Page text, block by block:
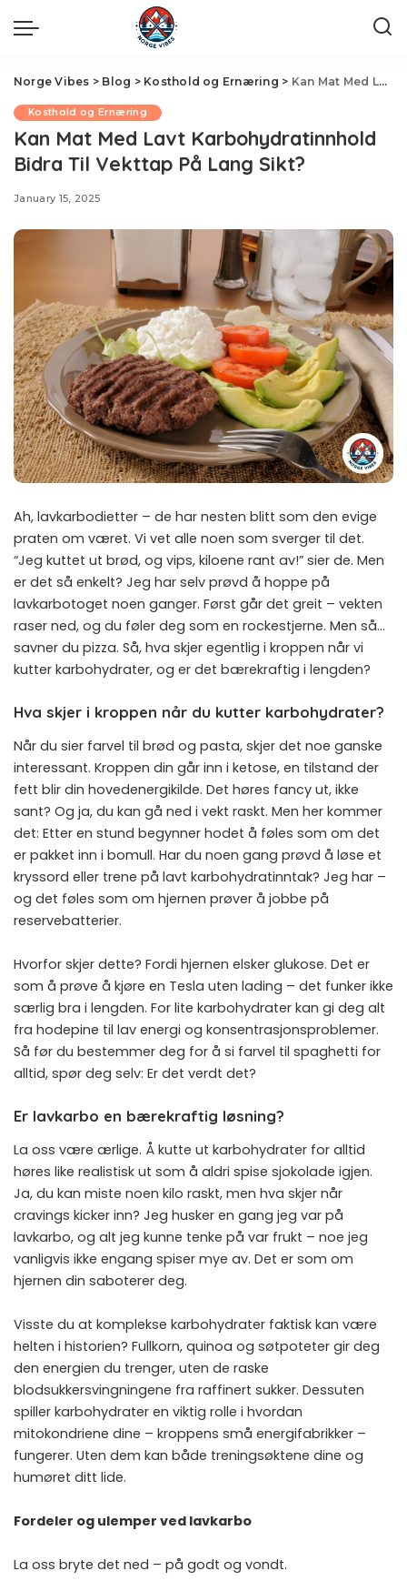
Norge Vibes > Blog > Kosthold og Ernæring > Kan Mat Med Lavt Karbohydratinnhold Bidra Til Vekttap På Lang Sikt?
Kosthold og Ernæring
Kan Mat Med Lavt Karbohydratinnhold
Bidra Til Vekttap På Lang Sikt?
January 15, 2025
Ah, lavkarbodietter – de har nesten blitt som den evige
praten om været. Vi vet alle noen som sverger til det.
“Jeg kuttet ut brød, og vips, kiloene rant av!” sier de. Men
er det så enkelt? Jeg har selv prøvd å hoppe på
lavkarbotoget noen ganger. Først går det greit – vekten
raser ned, og du føler deg som en rockestjerne. Men så…
savner du pizza. Så, hva skjer egentlig i kroppen når vi
kutter karbohydrater, og er det bærekraftig i lengden?
Hva skjer i kroppen når du kutter karbohydrater?
Når du sier farvel til brød og pasta, skjer det noe ganske
interessant. Kroppen din går inn i ketose, en tilstand der
fett blir din hovedenergikilde. Det høres fancy ut, ikke
sant? Og ja, du kan gå ned i vekt raskt. Men her kommer
det: Etter en stund begynner hodet å føles som om det
er pakket inn i bomull. Har du noen gang prøvd å løse et
kryssord eller trene på lavt karbohydratinntak? Jeg har –
og det føles som om hjernen prøver å jobbe på
reservebatterier.
Hvorfor skjer dette? Fordi hjernen elsker glukose. Det er
som å prøve å kjøre en Tesla uten lading – det funker ikke
særlig bra i lengden. For lite karbohydrater kan gi deg alt
fra hodepine til lav energi og konsentrasjonsproblemer.
Så før du bestemmer deg for å si farvel til spaghetti for
alltid, spør deg selv: Er det verdt det?
Er lavkarbo en bærekraftig løsning?
La oss være ærlige. Å kutte ut karbohydrater for alltid
høres like realistisk ut som å aldri spise sjokolade igjen.
Ja, du kan miste noen kilo raskt, men hva skjer når
cravings kicker inn? Jeg husker en gang jeg var på
lavkarbo, og alt jeg kunne tenke på var frukt – noe jeg
vanligvis ikke engang spiser mye av. Det er som om
hjernen din saboterer deg.
Visste du at komplekse karbohydrater faktisk kan være
helten i historien? Fullkorn, quinoa og søtpoteter gir deg
den energien du trenger, uten de raske
blodsukkersvingningene fra raffinert sukker. Dessuten
spiller karbohydrater en viktig rolle i hvordan
mitokondriene dine – kroppens små energifabrikker –
fungerer. Uten dem kan både treningsøktene dine og
humøret ditt lide.
Fordeler og ulemper ved lavkarbo
La oss bryte det ned – på godt og vondt.